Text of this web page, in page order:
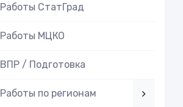
Работы СтатГрад
Работы МЦКО
ВПР / Подготовка
Работы по регионам